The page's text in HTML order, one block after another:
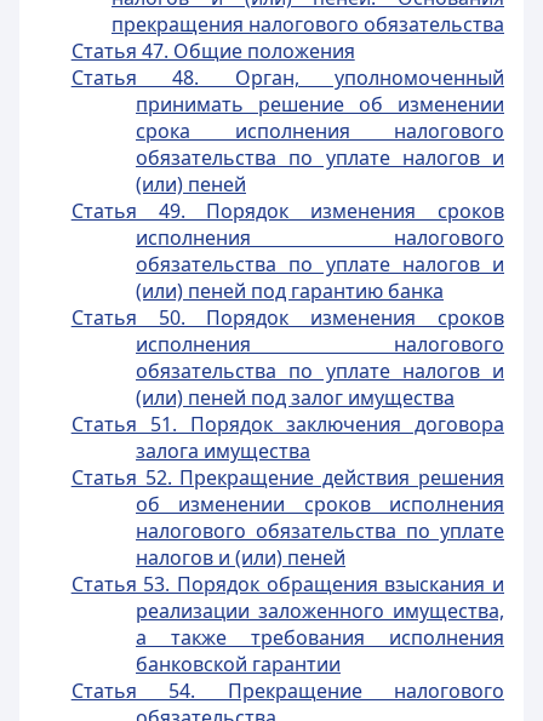
прекращения налогового обязательства
Статья 47. Общие положения
Статья 48. Орган, уполномоченный
принимать решение об изменении
срока исполнения налогового
обязательства по уплате налогов и
(или) пеней
Статья 49. Порядок изменения сроков
исполнения налогового
обязательства по уплате налогов и
(или) пеней под гарантию банка
Статья 50. Порядок изменения сроков
исполнения налогового
обязательства по уплате налогов и
(или) пеней под залог имущества
Статья 51. Порядок заключения договора
залога имущества
Статья 52. Прекращение действия решения
об изменении сроков исполнения
налогового обязательства по уплате
налогов и (или) пеней
Статья 53. Порядок обращения взыскания и
реализации заложенного имущества,
а также требования исполнения
банковской гарантии
Статья 54. Прекращение налогового